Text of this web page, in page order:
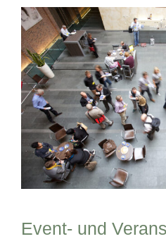
Event- und